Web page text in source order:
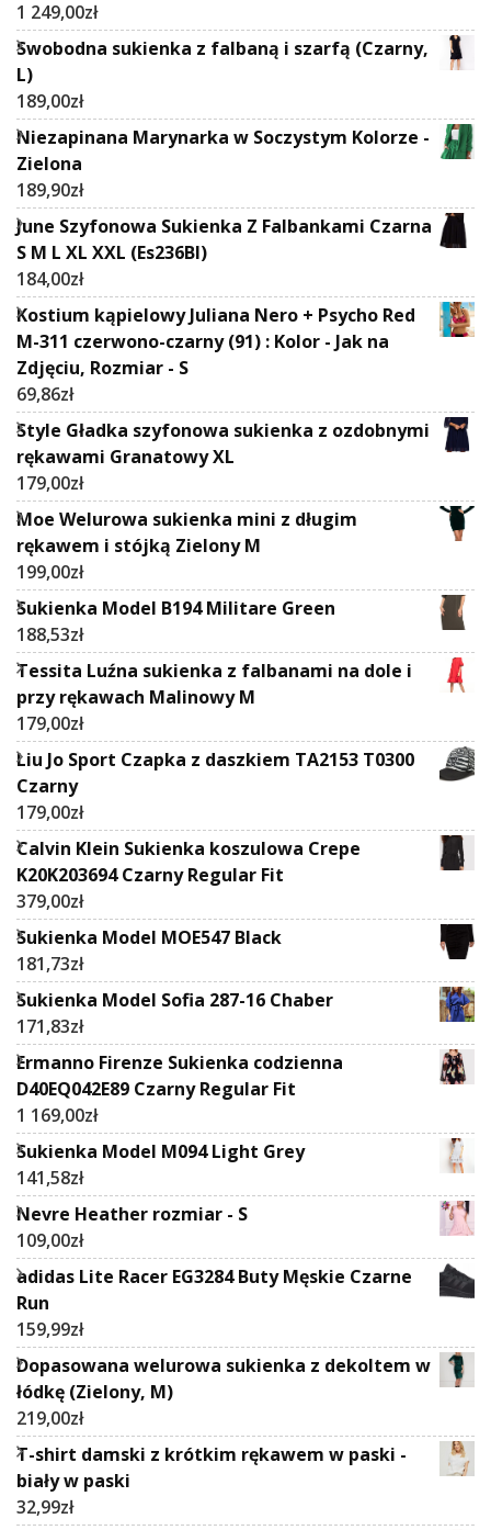
1 249,00zł
Swobodna sukienka z falbaną i szarfą (Czarny,
L)
189,00zł
Niezapinana Marynarka w Soczystym Kolorze -
Zielona
189,90zł
June Szyfonowa Sukienka Z Falbankami Czarna
S M L XL XXL (Es236Bl)
184,00zł
Kostium kąpielowy Juliana Nero + Psycho Red
M-311 czerwono-czarny (91) : Kolor - Jak na
Zdjęciu, Rozmiar - S
69,86zł
Style Gładka szyfonowa sukienka z ozdobnymi
rękawami Granatowy XL
179,00zł
Moe Welurowa sukienka mini z długim
rękawem i stójką Zielony M
199,00zł
Sukienka Model B194 Militare Green
188,53zł
Tessita Luźna sukienka z falbanami na dole i
przy rękawach Malinowy M
179,00zł
Liu Jo Sport Czapka z daszkiem TA2153 T0300
Czarny
179,00zł
Calvin Klein Sukienka koszulowa Crepe
K20K203694 Czarny Regular Fit
379,00zł
Sukienka Model MOE547 Black
181,73zł
Sukienka Model Sofia 287-16 Chaber
171,83zł
Ermanno Firenze Sukienka codzienna
D40EQ042E89 Czarny Regular Fit
1 169,00zł
Sukienka Model M094 Light Grey
141,58zł
Nevre Heather rozmiar - S
109,00zł
adidas Lite Racer EG3284 Buty Męskie Czarne
Run
159,99zł
Dopasowana welurowa sukienka z dekoltem w
łódkę (Zielony, M)
219,00zł
T-shirt damski z krótkim rękawem w paski -
biały w paski
32,99zł